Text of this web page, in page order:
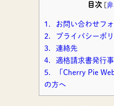
目次 [
1.
お問い合わせフ
2.
プライバシーポ
3.
連絡先
4.
適格請求書発行
5.
「Cherry Pie
の方へ